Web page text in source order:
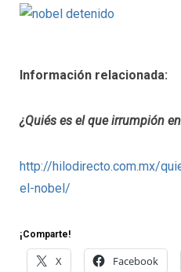
Información relacionada:
¿Quiés es el que irrumpión
http://hilodirecto.com.mx/
el-nobel/
¡Comparte!
X Facebook